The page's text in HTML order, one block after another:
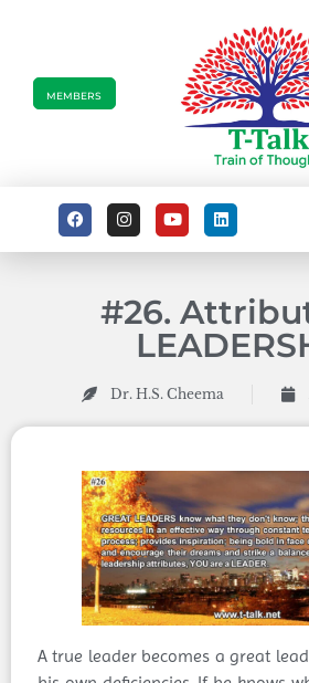
MEMBERS
#26.
Dr. H.S. Cheema
A true leader becomes a great